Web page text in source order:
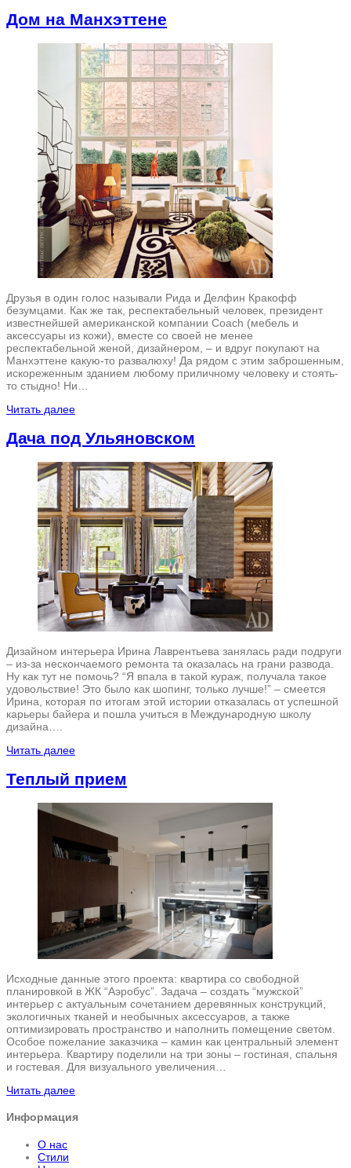
Дом на Манхэттене
Друзья в один голос называли Рида и Делфин Кракофф
безумцами. Как же так, респектабельный человек, президент
известнейшей американской компании Coach (мебель и
аксессуары из кожи), вместе со своей не менее
респектабельной женой, дизайнером, – и вдруг покупают на
Манхэттене какую-то развалюху! Да рядом с этим заброшенным,
искореженным зданием любому приличному человеку и стоять-
то стыдно! Ни…
Читать далее
Дача под Ульяновском
Дизайном интерьера Ирина Лаврентьева занялась ради подруги
– из-за нескончаемого ремонта та оказалась на грани развода.
Ну как тут не помочь? “Я впала в такой кураж, получала такое
удовольствие! Это было как шопинг, только лучше!” – смеется
Ирина, которая по итогам этой истории отказалась от успешной
карьеры байера и пошла учиться в Международную школу
дизайна….
Читать далее
Теплый прием
Исходные данные этого проекта: квартира со свободной
планировкой в ЖК “Аэробус”. Задача – создать “мужской”
интерьер с актуальным сочетанием деревянных конструкций,
экологичных тканей и необычных аксессуаров, а также
оптимизировать пространство и наполнить помещение светом.
Особое пожелание заказчика – камин как центральный элемент
интерьера. Квартиру поделили на три зоны – гостиная, спальня
и гостевая. Для визуального увеличения…
Читать далее
Информация
О нас
Стили